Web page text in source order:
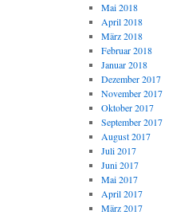
Mai 2018
April 2018
März 2018
Februar 2018
Januar 2018
Dezember 2017
November 2017
Oktober 2017
September 2017
August 2017
Juli 2017
Juni 2017
Mai 2017
April 2017
März 2017